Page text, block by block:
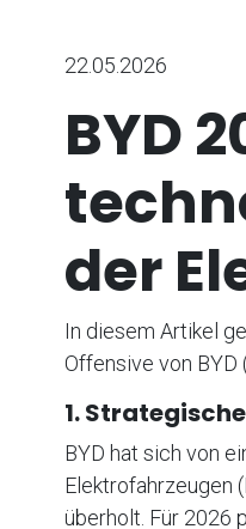
22.05.2026
BYD
der
In diesem Artikel
Offensive von BYD
1.
BYD hat sich von
Elektrofahrzeugen
überholt. Für 2026